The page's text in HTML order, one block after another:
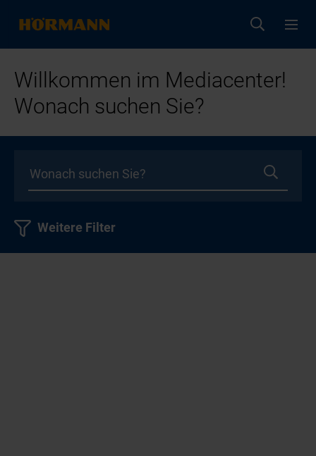
Willkommen im Mediacenter!
Wonach suchen Sie?
Weitere Filter